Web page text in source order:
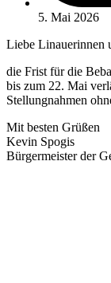
5. Mai 2026
Liebe Linauerinnen
die Frist für die
bis zum 22. Mai
Stellungnahmen
Mit besten Grüßen
Kevin Spogis
Bürgermeister der